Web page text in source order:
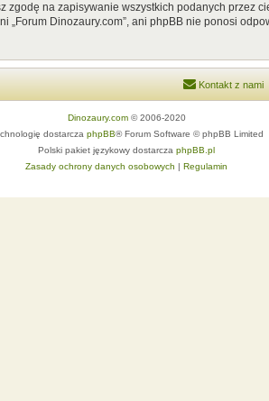
zgodę na zapisywanie wszystkich podanych przez
Dinozaury.com”, ani phpBB nie ponosi
Kontakt z nami
Dinozaury.com© 2006-2020
dostarcza phpBB® Forum Software © phpBB Limited
Polski pakiet językowy dostarcza phpBB.pl
Zasady ochrony danych osobowych | Regulamin